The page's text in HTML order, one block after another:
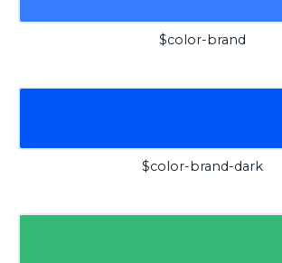
$color-brand
$color-brand-dark